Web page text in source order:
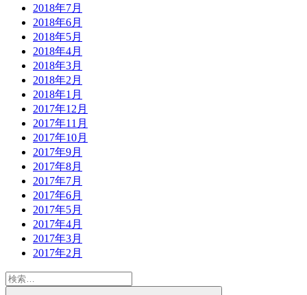
2018年7月
2018年6月
2018年5月
2018年4月
2018年3月
2018年2月
2018年1月
2017年12月
2017年11月
2017年10月
2017年9月
2017年8月
2017年7月
2017年6月
2017年5月
2017年4月
2017年3月
2017年2月
検
索: